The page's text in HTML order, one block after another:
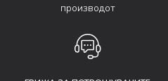
производот